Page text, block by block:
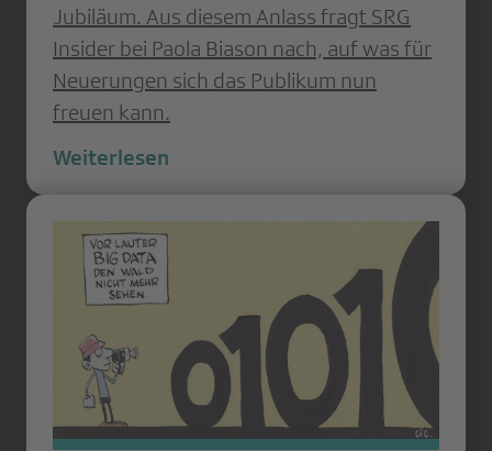
Jubiläum. Aus diesem Anlass fragt SRG
Insider bei Paola Biason nach, auf was für
Neuerungen sich das Publikum nun
freuen kann.
Weiterlesen